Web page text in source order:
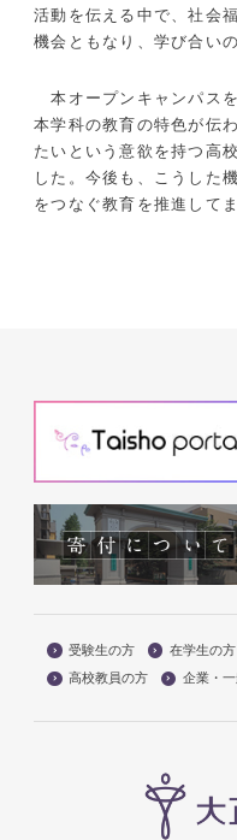
活動を伝える中で、社会
機会ともなり、学び合い
本オープンキャンパス
本学科の教育の特色が伝
たいという意欲を持つ高
した。今後も、こうした
をつなぐ教育を推進して
受験生の方 在学生の方
高校教員の方
企業・